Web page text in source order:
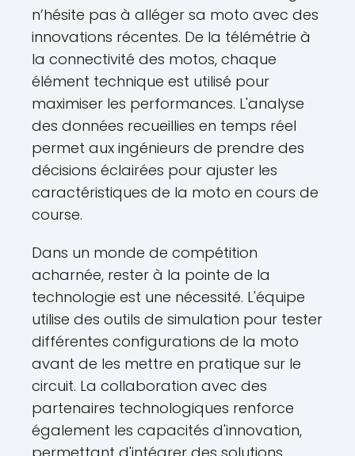
n’hésite pas à alléger sa moto avec des
innovations récentes. De la télémétrie à
la connectivité des motos, chaque
élément technique est utilisé pour
maximiser les performances. L'analyse
des données recueillies en temps réel
permet aux ingénieurs de prendre des
décisions éclairées pour ajuster les
caractéristiques de la moto en cours de
course.
Dans un monde de compétition
acharnée, rester à la pointe de la
technologie est une nécessité. L'équipe
utilise des outils de simulation pour tester
différentes configurations de la moto
avant de les mettre en pratique sur le
circuit. La collaboration avec des
partenaires technologiques renforce
également les capacités d'innovation,